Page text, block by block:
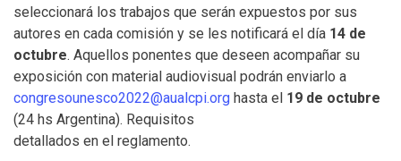
seleccionará los trabajos que serán expuestos por sus
autores en cada comisión y se les notificará el día 14 de
octubre. Aquellos ponentes que deseen acompañar su
exposición con material audiovisual podrán enviarlo a
congresounesco2022@aualcpi.org hasta el 19 de octubre
(24 hs Argentina). Requisitos
detallados en el reglamento.